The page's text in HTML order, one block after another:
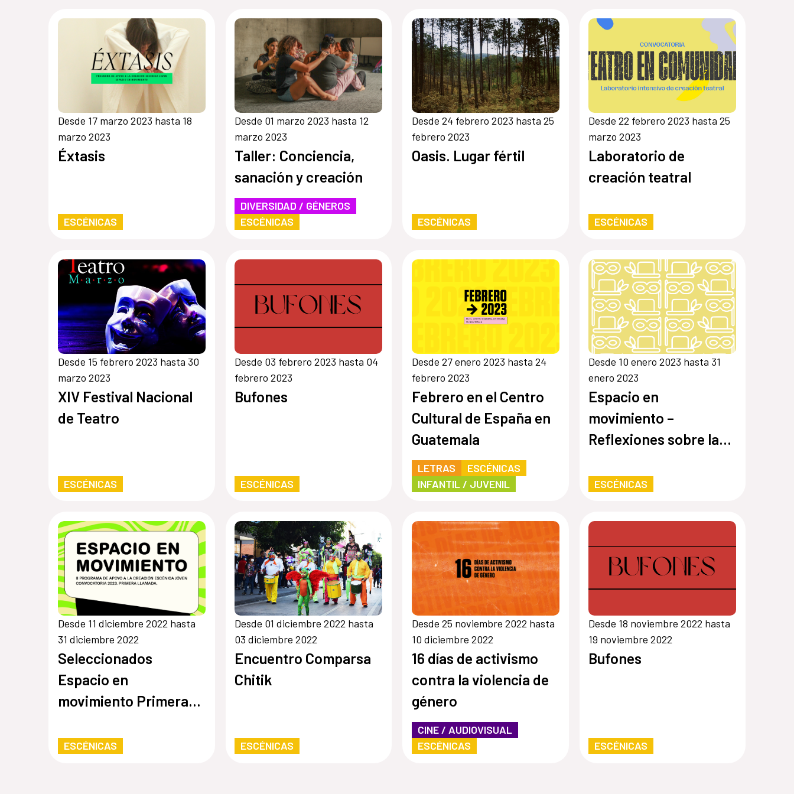
Desde 17 marzo 2023 hasta 18
marzo 2023
Éxtasis
ESCÉNICAS
Desde 01 marzo 2023 hasta 12
marzo 2023
Taller: Conciencia,
sanación y creación
DIVERSIDAD / GÉNEROS
ESCÉNICAS
Desde 24 febrero 2023 hasta 25
febrero 2023
Oasis. Lugar fértil
ESCÉNICAS
Desde 22 febrero 2023 hasta 25
marzo 2023
Laboratorio de
creación teatral
ESCÉNICAS
Desde 15 febrero 2023 hasta 30
marzo 2023
XIV Festival Nacional
de Teatro
ESCÉNICAS
Desde 03 febrero 2023 hasta 04
febrero 2023
Bufones
ESCÉNICAS
Desde 27 enero 2023 hasta 24
febrero 2023
Febrero en el Centro
Cultural de España en
Guatemala
LETRAS
ESCÉNICAS
INFANTIL / JUVENIL
Desde 10 enero 2023 hasta 31
enero 2023
Espacio en
movimiento –
Reflexiones sobre las
Guatemala
ESCÉNICAS
Desde 11 diciembre 2022 hasta
31 diciembre 2022
Seleccionados
Espacio en
movimiento Primera
ESCÉNICAS
Desde 01 diciembre 2022 hasta
03 diciembre 2022
Encuentro Comparsa
Chitik
ESCÉNICAS
Desde 25 noviembre 2022 hasta
10 diciembre 2022
16 días de activismo
contra la violencia de
género
CINE / AUDIOVISUAL
ESCÉNICAS
Desde 18 noviembre 2022 hasta
19 noviembre 2022
Bufones
ESCÉNICAS